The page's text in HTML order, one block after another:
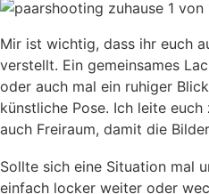
Mir ist wichtig, dass ihr euch
verstellt. Ein gemeinsames
oder auch mal ein ruhiger
künstliche Pose. Ich leite
auch Freiraum, damit die
Sollte sich eine Situation mal
einfach locker weiter oder